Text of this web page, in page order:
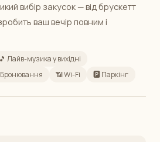
вибір закусок — від брускетт
ваш вечір повним і
🎵 Лайв-музика у вихідні
Бронювання 📶 Wi-Fi 🅿️ Паркінг